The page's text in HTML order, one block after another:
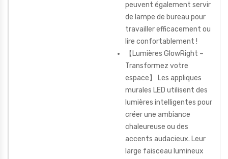
peuvent également servir
de lampe de bureau pour
travailler efficacement ou
lire confortablement !
【Lumières GlowRight –
Transformez votre
espace】 Les appliques
murales LED utilisent des
lumières intelligentes pour
créer une ambiance
chaleureuse ou des
accents audacieux. Leur
large faisceau lumineux